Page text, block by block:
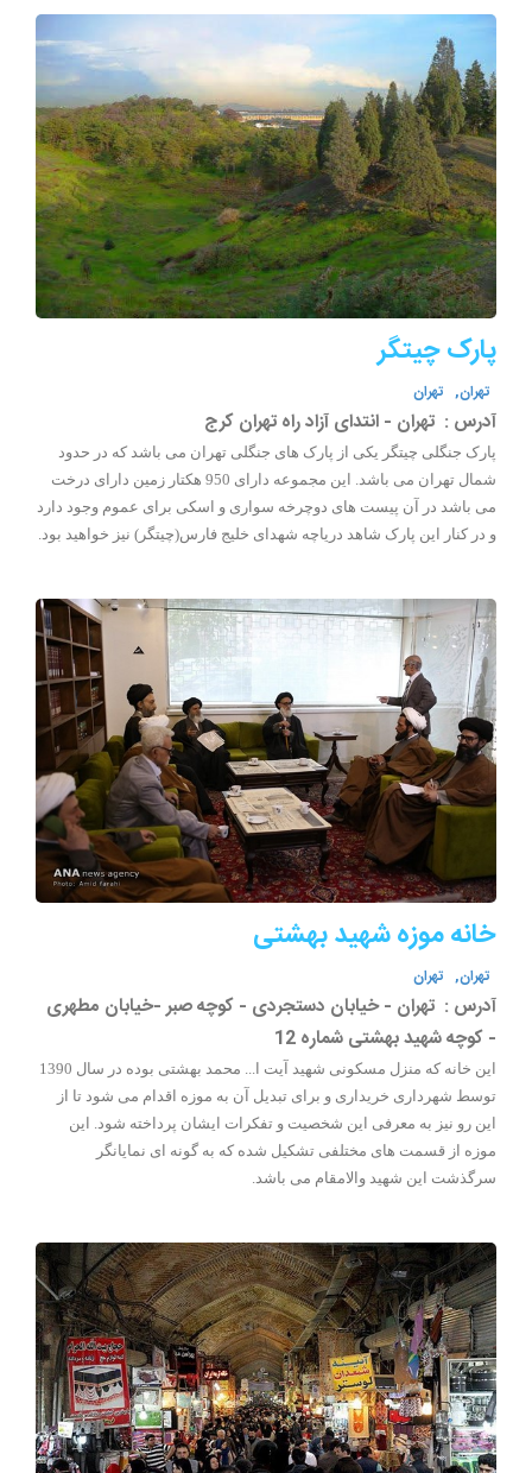
پارک چیتگر
تهران, تهران
آدرس : تهران - انتدای آزاد راه تهران کرج
پارک جنگلی چیتگر یکی از پارک های جنگلی تهران می باشد که در حدود
شمال تهران می باشد. این مجموعه دارای 950 هکتار زمین دارای درخت
می باشد در آن پیست های دوچرخه سواری و اسکی برای عموم وجود دارد
و در کنار این پارک شاهد دریاچه شهدای خلیج فارس(چیتگر) نیز خواهید بود.
خانه موزه شهید بهشتی
تهران, تهران
آدرس : تهران - خیابان دستجردی - کوچه صبر -خیابان مطهری
- کوچه شهید بهشتی شماره 12
این خانه که منزل مسکونی شهید آیت ا... محمد بهشتی بوده در سال 1390
توسط شهرداری خریداری و برای تبدیل آن به موزه اقدام می شود تا از
این رو نیز به معرفی این شخصیت و تفکرات ایشان پرداخته شود. این
موزه از قسمت های مختلفی تشکیل شده که به گونه ای نمایانگر
سرگذشت این شهید والامقام می باشد.